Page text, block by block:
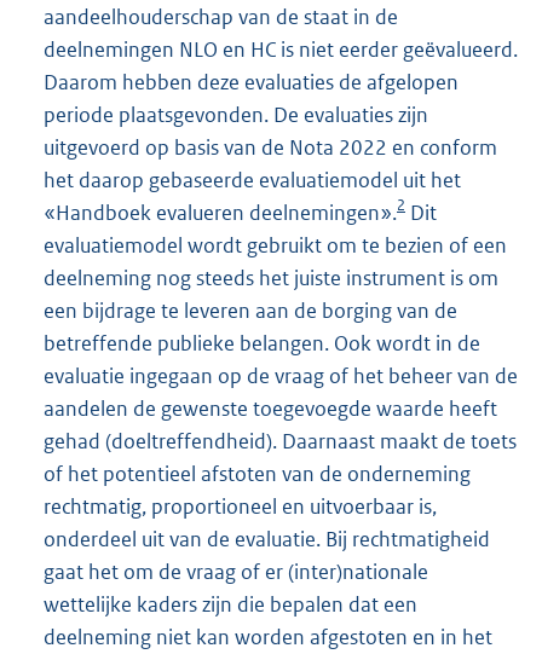
aandeelhouderschap van de staat in de
deelnemingen NLO en HC is niet eerder geëvalueerd.
Daarom hebben deze evaluaties de afgelopen
periode plaatsgevonden. De evaluaties zijn
uitgevoerd op basis van de Nota 2022 en conform
het daarop gebaseerde evaluatiemodel uit het
«Handboek evalueren deelnemingen».2 Dit
evaluatiemodel wordt gebruikt om te bezien of een
deelneming nog steeds het juiste instrument is om
een bijdrage te leveren aan de borging van de
betreffende publieke belangen. Ook wordt in de
evaluatie ingegaan op de vraag of het beheer van de
aandelen de gewenste toegevoegde waarde heeft
gehad (doeltreffendheid). Daarnaast maakt de toets
of het potentieel afstoten van de onderneming
rechtmatig, proportioneel en uitvoerbaar is,
onderdeel uit van de evaluatie. Bij rechtmatigheid
gaat het om de vraag of er (inter)nationale
wettelijke kaders zijn die bepalen dat een
deelneming niet kan worden afgestoten en in het